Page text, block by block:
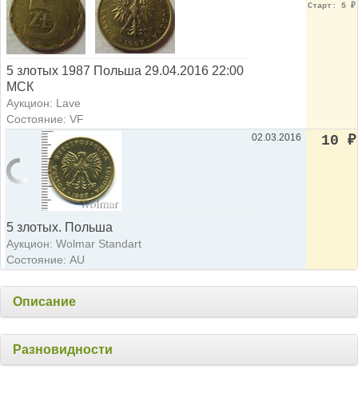
5 злотых 1987 Польша 29.04.2016 22:00
МСК
Аукцион: Lave
Состояние: VF
Старт: 5 ₽
5 злотых. Польша
Аукцион: Wolmar Standart
Состояние: AU
02.03.2016 10 ₽
Описание
Разновидности